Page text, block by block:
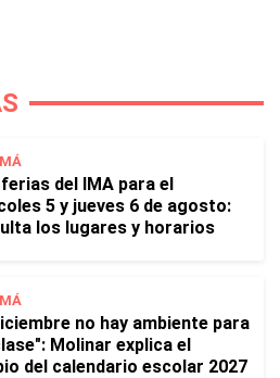
del IMA para el
5 y jueves 6 de agosto:
los lugares y horarios
no hay ambiente para
Molinar explica el
del calendario escolar 2027